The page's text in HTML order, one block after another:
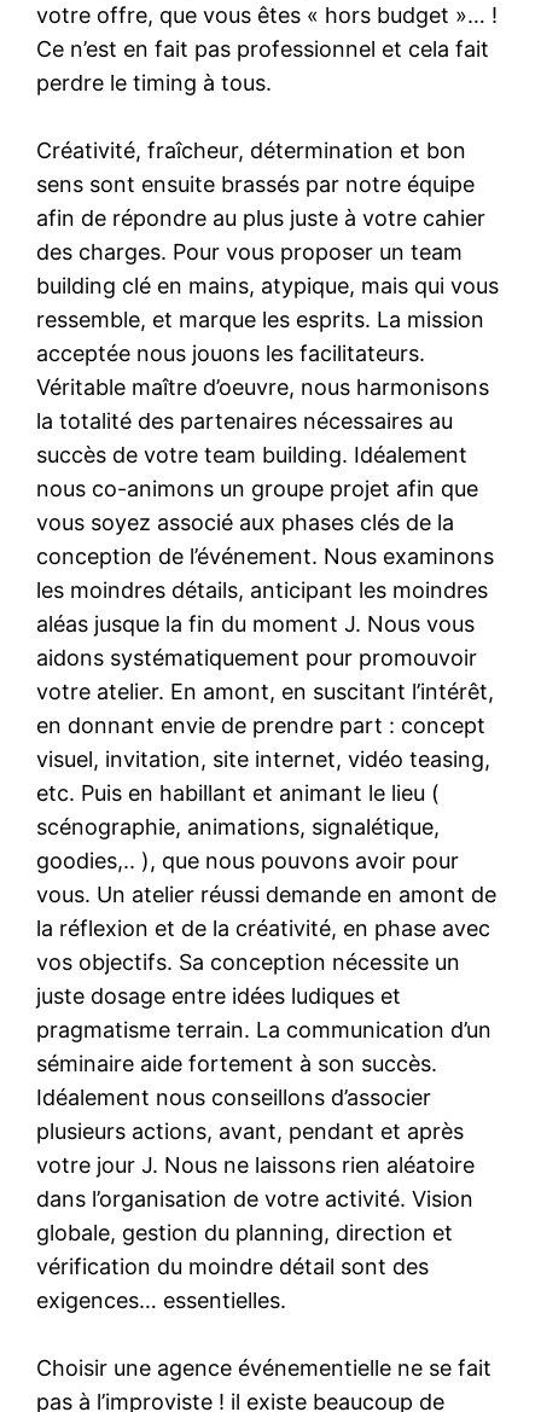
votre offre, que vous êtes « hors budget »… !
Ce n’est en fait pas professionnel et cela fait
perdre le timing à tous.
Créativité, fraîcheur, détermination et bon
sens sont ensuite brassés par notre équipe
afin de répondre au plus juste à votre cahier
des charges. Pour vous proposer un team
building clé en mains, atypique, mais qui vous
ressemble, et marque les esprits. La mission
acceptée nous jouons les facilitateurs.
Véritable maître d’oeuvre, nous harmonisons
la totalité des partenaires nécessaires au
succès de votre team building. Idéalement
nous co-animons un groupe projet afin que
vous soyez associé aux phases clés de la
conception de l’événement. Nous examinons
les moindres détails, anticipant les moindres
aléas jusque la fin du moment J. Nous vous
aidons systématiquement pour promouvoir
votre atelier. En amont, en suscitant l’intérêt,
en donnant envie de prendre part : concept
visuel, invitation, site internet, vidéo teasing,
etc. Puis en habillant et animant le lieu (
scénographie, animations, signalétique,
goodies,.. ), que nous pouvons avoir pour
vous. Un atelier réussi demande en amont de
la réflexion et de la créativité, en phase avec
vos objectifs. Sa conception nécessite un
juste dosage entre idées ludiques et
pragmatisme terrain. La communication d’un
séminaire aide fortement à son succès.
Idéalement nous conseillons d’associer
plusieurs actions, avant, pendant et après
votre jour J. Nous ne laissons rien aléatoire
dans l’organisation de votre activité. Vision
globale, gestion du planning, direction et
vérification du moindre détail sont des
exigences… essentielles.
Choisir une agence événementielle ne se fait
pas à l’improviste ! il existe beaucoup de